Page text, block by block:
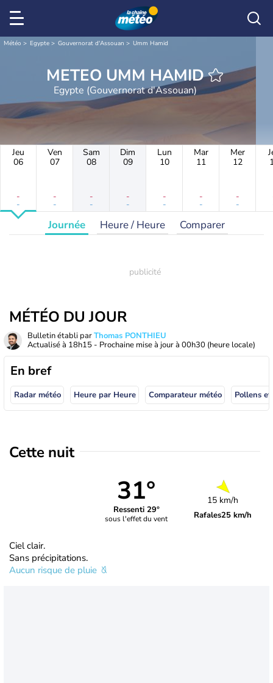
Météo Egypte Gouvernorat d'Assouan Umm Hamid
METEO UMM HAMID
Egypte (Gouvernorat d'Assouan)
Jeu
06
-
-
Ven
07
-
-
Sam
08
-
-
Dim
09
-
-
Lun
10
-
-
Mar
11
-
-
Mer
12
-
-
Journée Heure / Heure Comparer
MÉTÉO DU JOUR
Bulletin établi parThomas PONTHIEU
Actualisé à 18h15 - Prochaine mise à jour à 00h30 (heure locale)
En bref
Radar météo Heure par Heure Comparateur météo Pollens
Cette nuit
31°
Ressenti 29°
sous l'effet du vent
15 km/h
Rafales25 km/h
Ciel clair.
Sans précipitations.
Aucun risque de pluie